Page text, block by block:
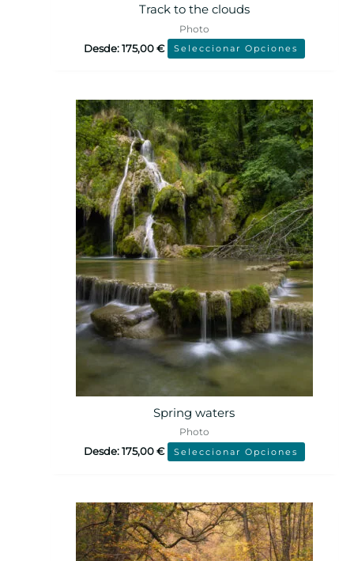
Track to the clouds
Photo
Desde:175,00€ Seleccionar Opciones
Spring waters
Photo
Desde:175,00€ Seleccionar Opciones